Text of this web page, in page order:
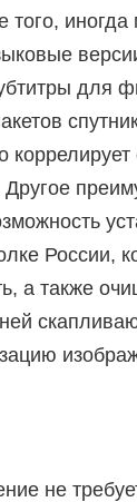
того,
для
коррелирует
Другое
России,
а также
не